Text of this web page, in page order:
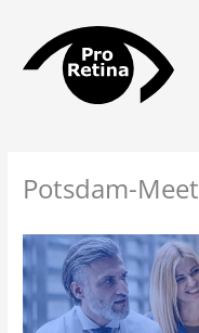
springen
Potsdam-